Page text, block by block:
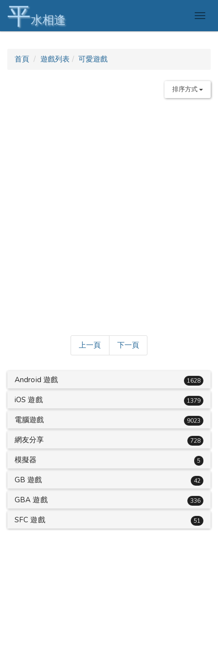
平水相逢
首頁 遊戲列表 可愛遊戲
排序方式
上一頁 下一頁
Android 遊戲 1628
iOS 遊戲 1379
電腦遊戲 9023
網友分享 728
模擬器 5
GB 遊戲 42
GBA 遊戲 336
SFC 遊戲 51